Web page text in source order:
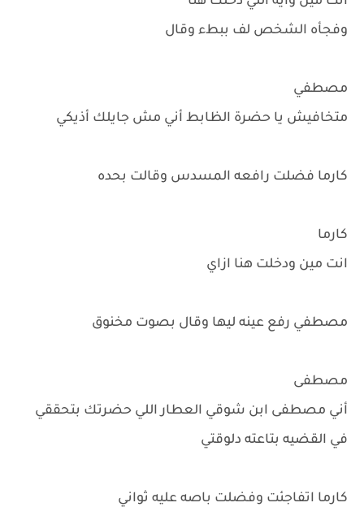
وفجأه الشخص لف ببطء وقال
مصطفي
متخافيش يا حضرة الظابط أني مش جايلك أذيكي
كارما فضلت رافعه المسدس وقالت بحده
كارما
انت مين ودخلت هنا ازاي
مصطفي رفع عينه ليها وقال بصوت مخنوق
مصطفى
أني مصطفى ابن شوقي العطار اللي حضرتك بتحققي
في القضيه بتاعته دلوقتي
كارما اتفاجئت وفضلت باصه عليه ثواني